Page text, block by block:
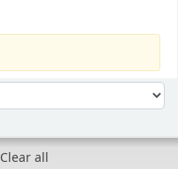
Clear all